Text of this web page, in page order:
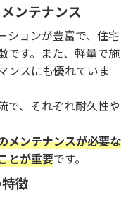
ンテナンス
ションが豊富で、住宅
です。また、軽量で施
ンスにも優れていま
で、それぞれ耐久性や
メンテナンスが必要な
とが重要です。
徴